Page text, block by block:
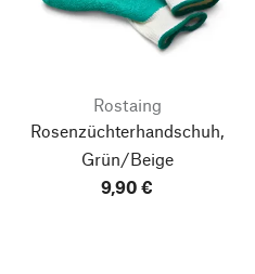
Rostaing
Rosenzüchterhandschuh,
Grün/Beige
9,90 €